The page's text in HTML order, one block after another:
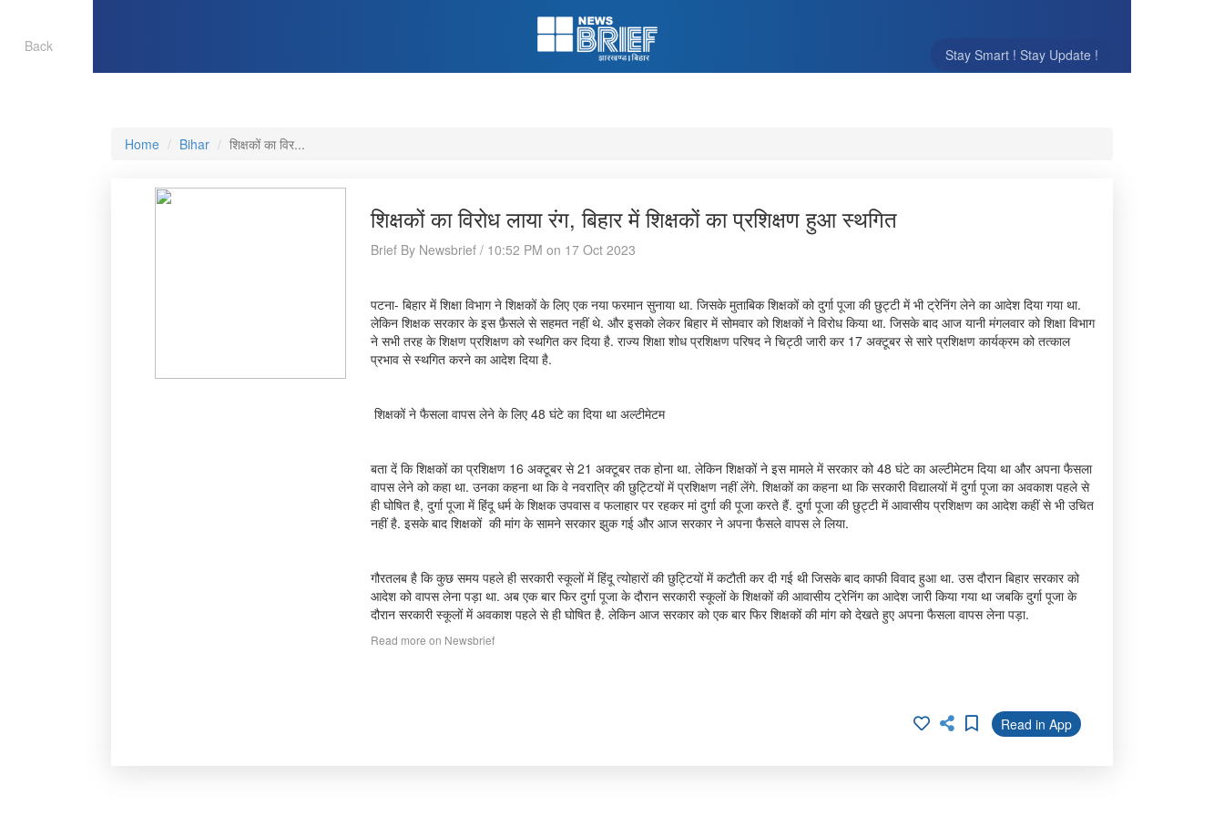
Stay Smart ! Stay Update !
Back
Home Bihar शिक्षकों का विर...
शिक्षकों का विरोध लाया रंग, बिहार में शिक्षकों का प्रशिक्षण हुआ स्थगित
Brief By Newsbrief / 10:52 PM on 17 Oct 2023
पटना- बिहार में शिक्षा विभाग ने शिक्षकों के लिए एक नया फरमान सुनाया था. जिसके मुताबिक शिक्षकों को दुर्गा पूजा की छुट्टी में भी ट्रेनिंग लेने का आदेश दिया गया था.
लेकिन शिक्षक सरकार के इस फ़ैसले से सहमत नहीं थे. और इसको लेकर बिहार में सोमवार को शिक्षकों ने विरोध किया था. जिसके बाद आज यानी मंगलवार को शिक्षा विभाग
ने सभी तरह के शिक्षण प्रशिक्षण को स्थगित कर दिया है. राज्य शिक्षा शोध प्रशिक्षण परिषद ने चिट्ठी जारी कर 17 अक्टूबर से सारे प्रशिक्षण कार्यक्रम को तत्काल
प्रभाव से स्थगित करने का आदेश दिया है.
शिक्षकों ने फैसला वापस लेने के लिए 48 घंटे का दिया था अल्टीमेटम
बता दें कि शिक्षकों का प्रशिक्षण 16 अक्टूबर से 21 अक्टूबर तक होना था. लेकिन शिक्षकों ने इस मामले में सरकार को 48 घंटे का अल्टीमेटम दिया था और अपना फैसला
वापस लेने को कहा था. उनका कहना था कि वे नवरात्रि की छुट्टियों में प्रशिक्षण नहीं लेंगे. शिक्षकों का कहना था कि सरकारी विद्यालयों में दुर्गा पूजा का अवकाश पहले से
ही घोषित है, दुर्गा पूजा में हिंदू धर्म के शिक्षक उपवास व फलाहार पर रहकर मां दुर्गा की पूजा करते हैं. दुर्गा पूजा की छुट्टी में आवासीय प्रशिक्षण का आदेश कहीं से भी उचित
नहीं है. इसके बाद शिक्षकों की मांग के सामने सरकार झुक गई और आज सरकार ने अपना फैसले वापस ले लिया.
गौरतलब है कि कुछ समय पहले ही सरकारी स्कूलों में हिंदू त्योहारों की छुट्टियों में कटौती कर दी गई थी जिसके बाद काफी विवाद हुआ था. उस दौरान बिहार सरकार को
आदेश को वापस लेना पड़ा था. अब एक बार फिर दुर्गा पूजा के दौरान सरकारी स्कूलों के शिक्षकों की आवासीय ट्रेनिंग का आदेश जारी किया गया था जबकि दुर्गा पूजा के
दौरान सरकारी स्कूलों में अवकाश पहले से ही घोषित है. लेकिन आज सरकार को एक बार फिर शिक्षकों की मांग को देखते हुए अपना फैसला वापस लेना पड़ा.
Read more on Newsbrief
Read in App